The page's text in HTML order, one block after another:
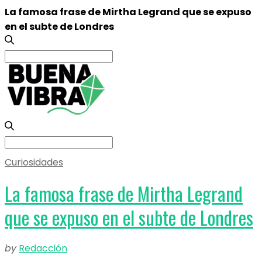
La famosa frase de Mirtha Legrand que se expuso
en el subte de Londres
Search
for:
Search
Curiosidades
La famosa frase de Mirtha Legrand
que se expuso en el subte de Londres
by Redacción